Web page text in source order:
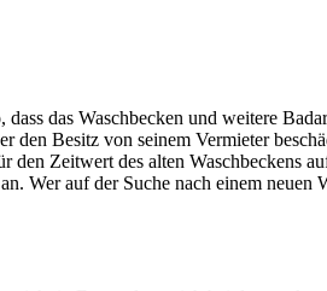
das Waschbecken und weitere
den Besitz von seinem Vermieter
Zeitwert des alten Waschbeckens
Wer auf der Suche nach einem neuen